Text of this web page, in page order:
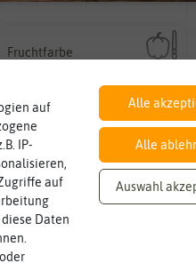
Fruchtfarbe
sie nach dem Reifungsprozess hat.
auf
IP-
auf
Daten
Alle
Alle
Auswahl